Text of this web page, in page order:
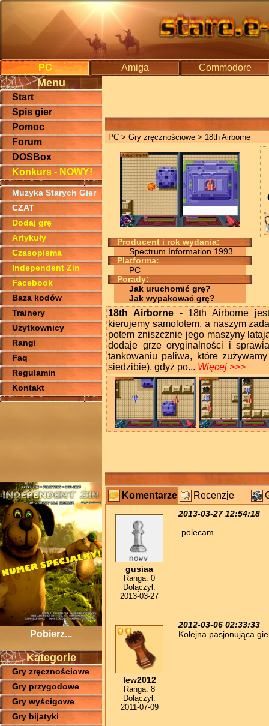
PC Amiga Commodore
Menu
Start
Spis gier
Pomoc
Forum
DOSBox
Konkurs - NOWY!
Muzyka Starych Gier
CZAT
Dodaj grę
Artykuły
Czasopisma
Independent Zin
Facebook
Baza kodów
Trainery
Użytkownicy
Rangi
Faq
Regulamin
Kontakt
Pobierz...
Kategorie
Gry zręcznościowe
Gry przygodowe
Gry wyścigowe
Gry bijatyki
PC > Gry zręcznościowe > 18th Airborne
Producent i rok wydania:
Spectrum Information 1993
Platforma:
PC
Porady:
Jak uruchomić grę?
Jak wypakować grę?
18th Airborne- 18th Airborne jest
kierujemy samolotem, a naszym
potem zniszcznie jego maszyny
dodaje grze oryginalności i
tankowaniu paliwa, które
siedzibie), gdyż po... Więcej >>>
Komentarze Recenzje
gusiaa
Ranga: 0
Dołączył:
2013-03-27
2013-03-27 12:54:18
polecam
lew2012
Ranga: 8
Dołączył:
2011-07-09
2012-03-06 02:33:33
Kolejna pasjonująca